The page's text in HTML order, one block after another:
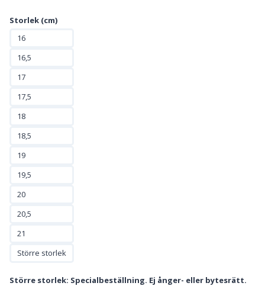
Storlek (cm)
16
16,5
17
17,5
18
18,5
19
19,5
20
20,5
21
Större storlek
Större storlek: Specialbeställning. Ej ånger- eller bytesrätt.